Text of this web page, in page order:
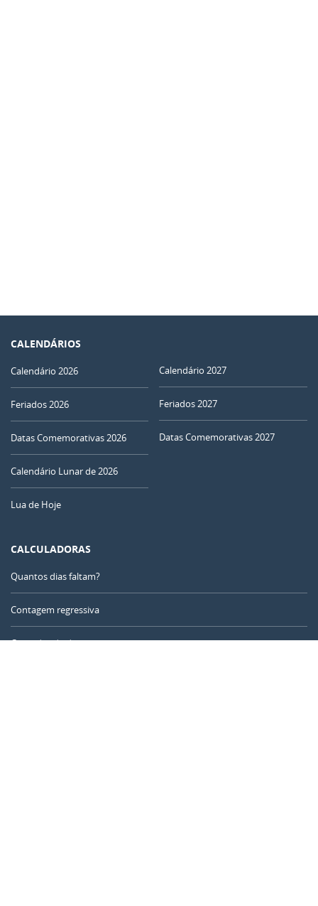
CALENDÁRIOS
Calendário 2026
Feriados 2026
Datas Comemorativas 2026
Calendário Lunar de 2026
Lua de Hoje
Calendário 2027
Feriados 2027
Datas Comemorativas 2027
CALCULADORAS
Quantos dias faltam?
Contagem regressiva
Contador de dias